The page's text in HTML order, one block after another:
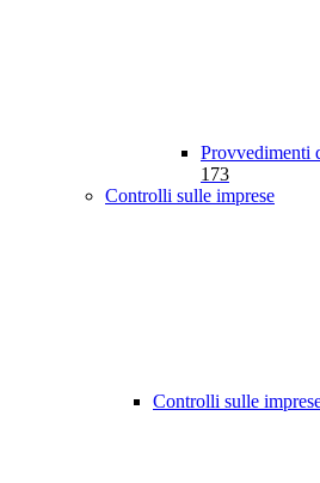
Provvedimenti
173
Controlli sulle imprese
Controlli sulle